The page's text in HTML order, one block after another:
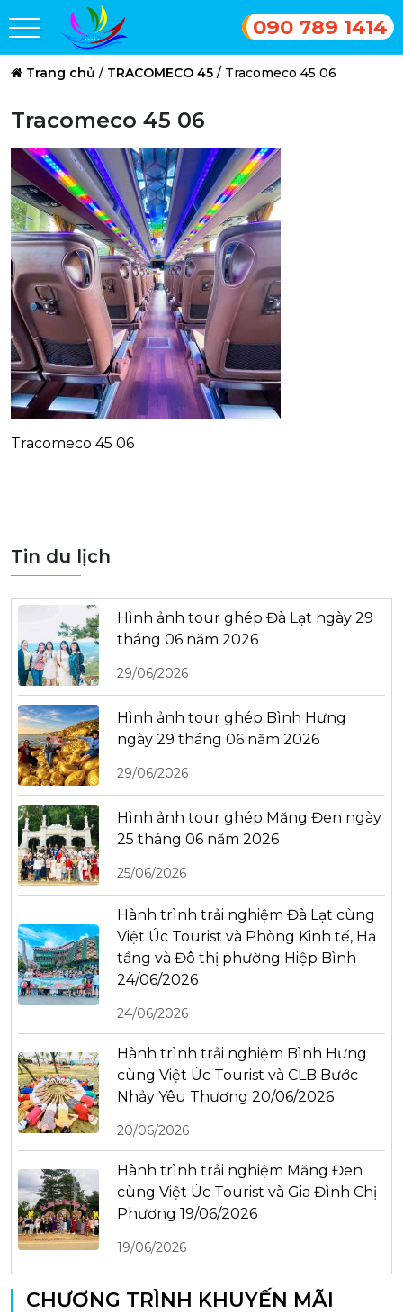
090 789 1414
Trang chủ / TRACOMECO 45 / Tracomeco 45 06
Tracomeco 45 06
Tracomeco 45 06
Tin du lịch
Hình ảnh tour ghép Đà Lạt ngày 29
tháng 06 năm 2026
29/06/2026
Hình ảnh tour ghép Bình Hưng
ngày 29 tháng 06 năm 2026
29/06/2026
Hình ảnh tour ghép Măng Đen ngày
25 tháng 06 năm 2026
25/06/2026
Hành trình trải nghiệm Đà Lạt cùng
Việt Úc Tourist và Phòng Kinh tế, Hạ
tầng và Đô thị phường Hiệp Bình
24/06/2026
24/06/2026
Hành trình trải nghiệm Bình Hưng
cùng Việt Úc Tourist và CLB Bước
Nhảy Yêu Thương 20/06/2026
20/06/2026
Hành trình trải nghiệm Măng Đen
cùng Việt Úc Tourist và Gia Đình Chị
Phương 19/06/2026
19/06/2026
CHƯƠNG TRÌNH KHUYẾN MÃI